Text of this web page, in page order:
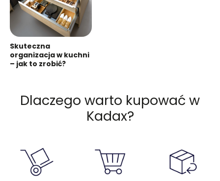
Skuteczna
organizacja w kuchni
– jak to zrobić?
Dlaczego warto kupować w
Kadax?